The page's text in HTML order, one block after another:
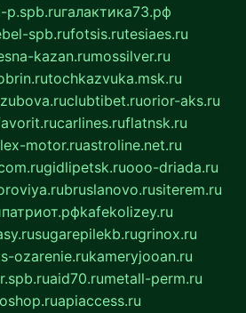
p.spb.ruгалактика73.рф
spb.rufotsis.rutesiaes.ru
kazan.rumossilver.ru
tochkazvuka.msk.ru
clubtibet.ruorior-aks.ru
carlines.ruflatnsk.ru
motor.ruastroline.net.ru
gidlipetsk.ruooo-driada.ru
bruslanovo.rusiterem.ru
kafekolizey.ru
sugarepilekb.rugrinox.ru
ozarenie.rukameryjooan.ru
aid70.rumetall-perm.ru
apiaccess.ru